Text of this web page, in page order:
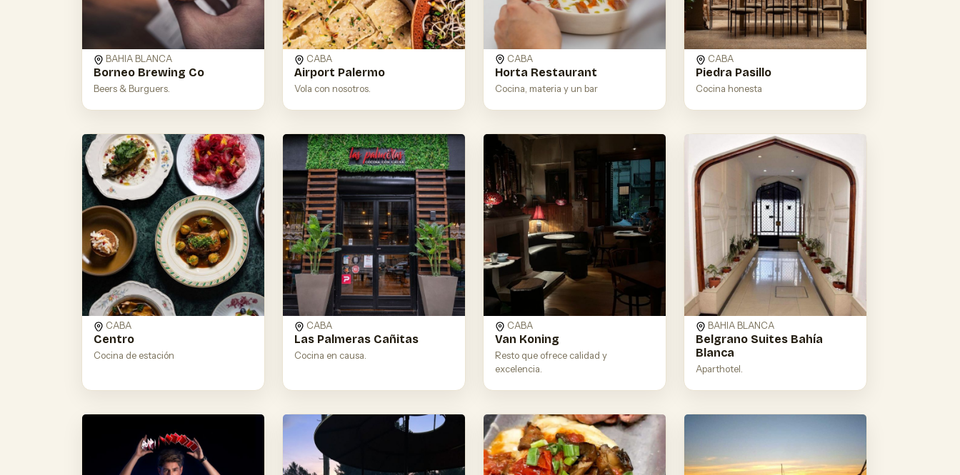
BAHIA BLANCA
Borneo Brewing Co
Beers & Burguers.
CABA
Airport Palermo
Vola con nosotros.
CABA
Horta Restaurant
Cocina, materia y un bar
CABA
Piedra Pasillo
Cocina honesta
CABA
Centro
Cocina de estación
CABA
Las Palmeras Cañitas
Cocina en causa.
CABA
Van Koning
Resto que ofrece calidad y
excelencia.
BAHIA BLANCA
Belgrano Suites Bahía
Blanca
Aparthotel.